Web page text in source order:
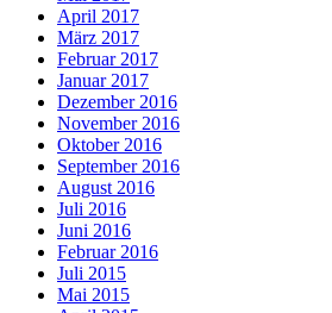
April 2017
März 2017
Februar 2017
Januar 2017
Dezember 2016
November 2016
Oktober 2016
September 2016
August 2016
Juli 2016
Juni 2016
Februar 2016
Juli 2015
Mai 2015